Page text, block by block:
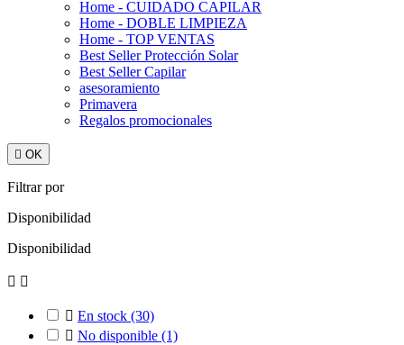
Home - CUIDADO CAPILAR
Home - DOBLE LIMPIEZA
Home - TOP VENTAS
Best Seller Protección Solar
Best Seller Capilar
asesoramiento
Primavera
Regalos promocionales
 OK
Filtrar por
Disponibilidad
Disponibilidad
 
 En stock (30)
 No disponible (1)